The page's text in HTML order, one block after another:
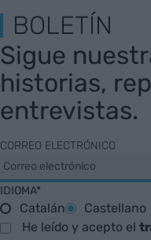
BOLETÍN
Sigue
historias,
entrevistas.
CORREO ELECTRÓNICO
IDIOMA*
Catalán
Castellano
He leído y acepto el